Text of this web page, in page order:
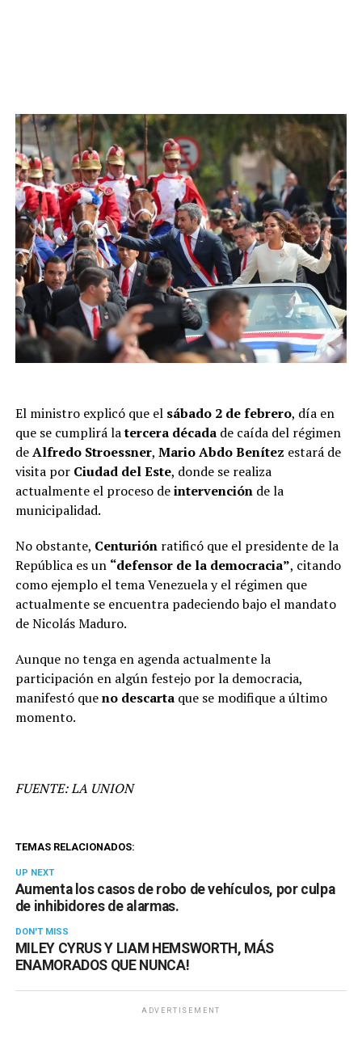
El ministro explicó que elsábado 2 de febrero, día en
que se cumplirá latercera décadade caída del régimen
deAlfredo Stroessner, Mario Abdo Benítez estará de
visita porCiudad del Este, donde se realiza
actualmente el proceso deintervenciónde la
municipalidad.
No obstante, Centuriónratificó que el presidente de la
República es un “defensor de la democracia”, citando
como ejemplo el tema Venezuela y el régimen que
actualmente se encuentra padeciendo bajo el mandato
de Nicolás Maduro.
Aunque no tenga en agenda actualmente la
participación en algún festejo por la democracia,
manifestó queno descartaque se modifique a último
momento.
FUENTE: LA UNION
TEMAS RELACIONADOS:
UP NEXT
Aumenta los casos de robo de vehículos, por culpa
de inhibidores de alarmas.
DON'T MISS
MILEY CYRUS Y LIAM HEMSWORTH, MÁS
ENAMORADOS QUE NUNCA!
ADVERTISEMENT